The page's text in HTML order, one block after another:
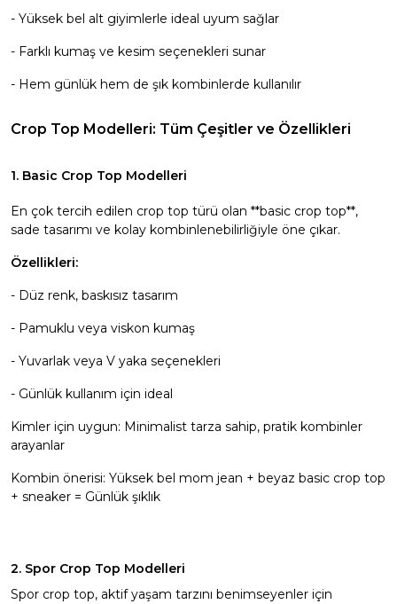
- Yüksek bel alt giyimlerle ideal uyum sağlar
- Farklı kumaş ve kesim seçenekleri sunar
- Hem günlük hem de şık kombinlerde kullanılır
Crop Top Modelleri: Tüm Çeşitler ve Özellikleri
1. Basic Crop Top Modelleri
En çok tercih edilen crop top türü olan **basic crop top**,
sade tasarımı ve kolay kombinlenebilirliğiyle öne çıkar.
Özellikleri:
- Düz renk, baskısız tasarım
- Pamuklu veya viskon kumaş
- Yuvarlak veya V yaka seçenekleri
- Günlük kullanım için ideal
Kimler için uygun: Minimalist tarza sahip, pratik kombinler
arayanlar
Kombin önerisi: Yüksek bel mom jean + beyaz basic crop top
+ sneaker = Günlük şıklık
2. Spor Crop Top Modelleri
Spor crop top, aktif yaşam tarzını benimseyenler için